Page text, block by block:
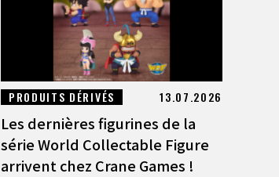
PRODUITS DÉRIVÉS 13.07.2026
Les dernières figurines de la
série World Collectable Figure
arrivent chez Crane Games !